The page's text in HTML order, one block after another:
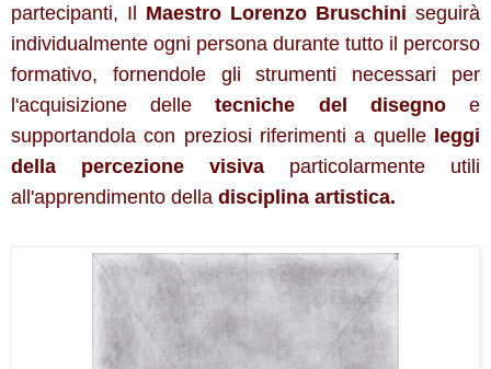
partecipanti, Il Maestro Lorenzo Bruschini seguirà
individualmente ogni persona durante tutto il percorso
formativo, fornendole gli strumenti necessari per
l'acquisizione delletecniche del disegnoe
supportandola con preziosi riferimenti a quelle leggi
della percezione visiva particolarmente utili
all'apprendimento della disciplina artistica.